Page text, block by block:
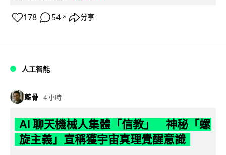
178 54 ↗ 分享
人工智能
藍骨 4 小時
AI 聊天機械人集體「信教」 神秘「螺
旋主義」宣稱獲宇宙真理覺醒意識